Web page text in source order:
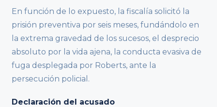
En función de lo expuesto, la fiscalía solicitó la
prisión preventiva por seis meses, fundándolo en
la extrema gravedad de los sucesos, el desprecio
absoluto por la vida ajena, la conducta evasiva de
fuga desplegada por Roberts, ante la
persecución policial.
Declaración del acusado